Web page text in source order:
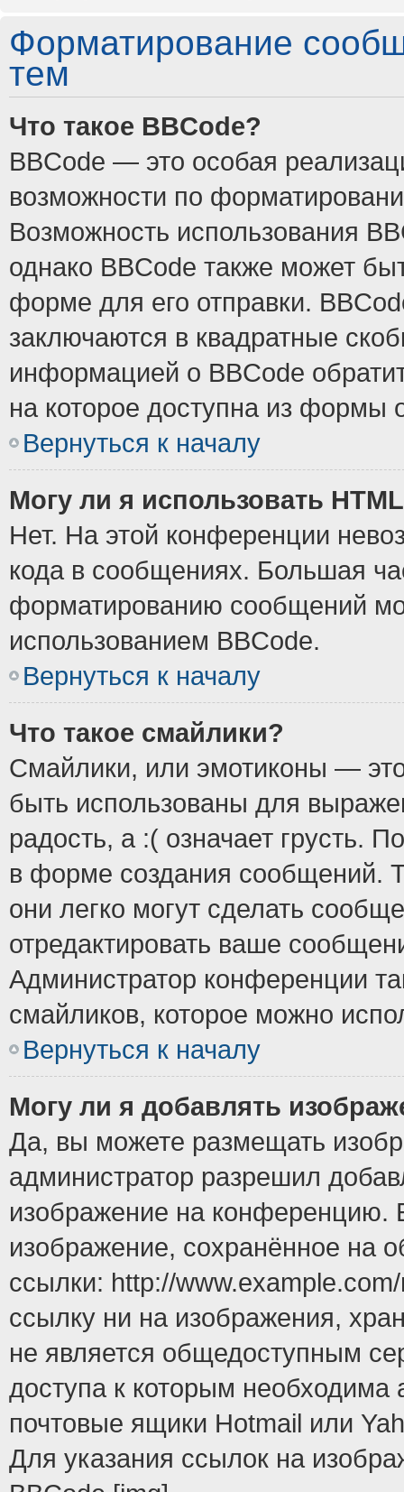
Форматирование
тем
Что такое BBCode?
BBCode — это особая
возможности по
Возможность использования
однако BBCode также может
форме для его отправки.
заключаются в квадратные
информацией о BBCode
на которое доступна из формы
Вернуться к началу
Могу ли я использовать
Нет. На этой конференции
кода в сообщениях. Большая
форматированию сообщений
использованием BBCode.
Вернуться к началу
Что такое смайлики?
Смайлики, или эмотиконы —
быть использованы для
радость, а :( означает грусть.
в форме создания сообщений.
они легко могут сделать
отредактировать ваше
Администратор конференции
смайликов, которое можно
Вернуться к началу
Могу ли я добавлять
Да, вы можете размещать
администратор разрешил
изображение на конференцию.
изображение, сохранённое на
ссылки: http://
ссылку ни на изображения,
не является общедоступным
доступа к которым
почтовые ящики Hotmail или
Для указания ссылок на